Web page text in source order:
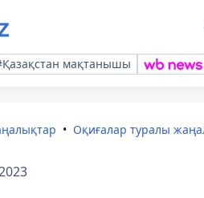
мақтанышы
Оқиғалар туралы